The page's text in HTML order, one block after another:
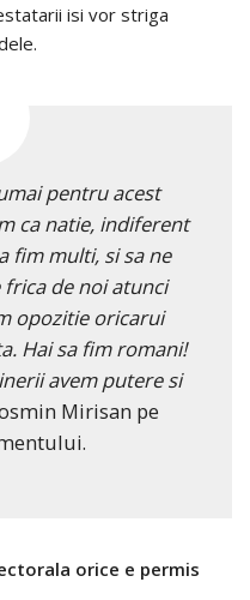
isi vor striga
pentru acest
ca natie, indiferent
fim multi, si sa ne
frica de noi atunci
opozitie oricarui
Hai sa fim romani!
avem putere si
Mirisan pe
orice e permis